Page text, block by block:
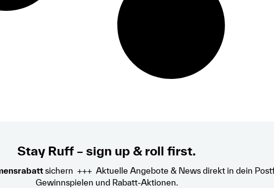
Stay Ruff – sign up & roll first.
sichern +++ Aktuelle Angebote & News direkt in dein
Gewinnspielen und Rabatt-Aktionen.